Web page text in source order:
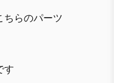
ちらのパーツ
す